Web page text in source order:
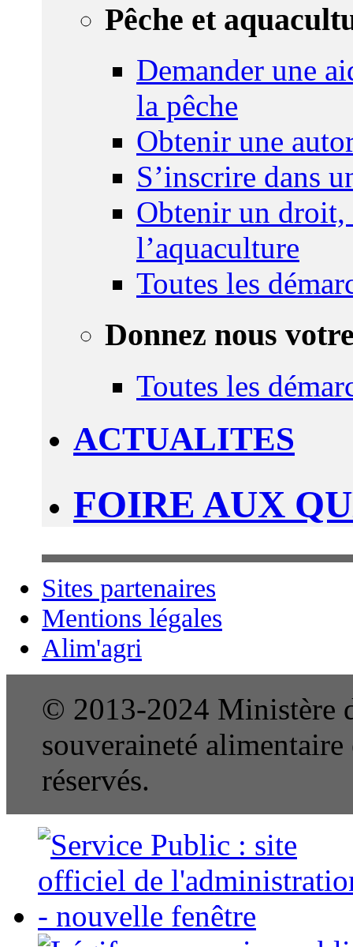
Pêche et
Demander une
la pêche
Obtenir une
S’inscrire dans
Obtenir un droit,
l’aquaculture
Toutes les
Donnez nous
Toutes les
ACTUALITES
FOIRE AUX
Sites partenaires
Mentions légales
Alim'agri
© 2013-2024 Ministère
souveraineté
réservés.